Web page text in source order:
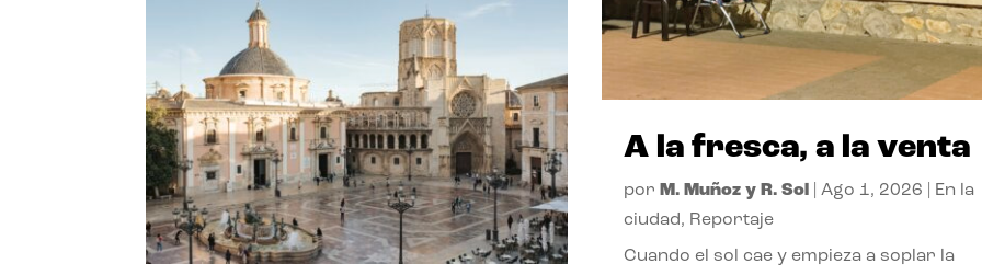
A la fresca, a la venta
por M. Muñoz y R. Sol Ago 1, 2026
En la
ciudad, Reportaje
Cuando el sol cae y empieza a soplar la